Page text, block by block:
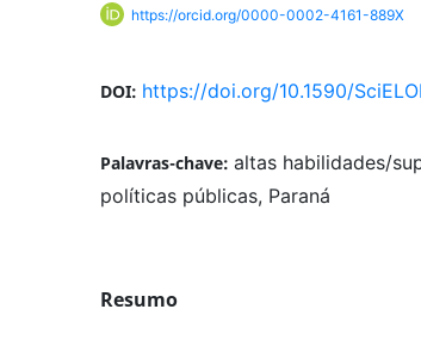
https://orcid.org/0000-0002-4161-889X
DOI: https://doi.org/10.1590/
Palavras-chave: altas habilidades/
políticas públicas, Paraná
Resumo